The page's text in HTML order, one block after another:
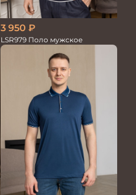
3 950 ₽
LSR979 Поло мужское